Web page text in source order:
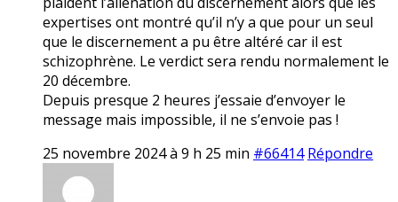
expertises ont montré qu’il n’y a que pour un seul
que le discernement a pu être altéré car il est
schizophrène. Le verdict sera rendu normalement le
20 décembre.
Depuis presque 2 heures j’essaie d’envoyer le
message mais impossible, il ne s’envoie pas !
25 novembre 2024 à 9 h 25 min #66414 Répondre